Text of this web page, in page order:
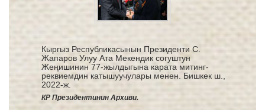
Кыргыз Республикасынын Президенти С.
Жапаров Улуу Ата Мекендик согуштун
Жеңишинин 77-жылдыгына карата митинг-
реквиемдин катышуучулары менен. Бишкек ш.,
2022-ж.
КР Президентинин Архиви.